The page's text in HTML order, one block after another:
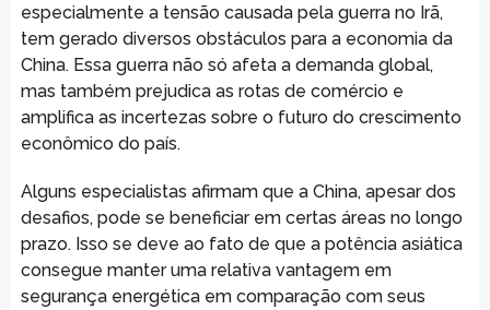
especialmente a tensão causada pela guerra no Irã,
tem gerado diversos obstáculos para a economia da
China. Essa guerra não só afeta a demanda global,
mas também prejudica as rotas de comércio e
amplifica as incertezas sobre o futuro do crescimento
econômico do país.
Alguns especialistas afirmam que a China, apesar dos
desafios, pode se beneficiar em certas áreas no longo
prazo. Isso se deve ao fato de que a potência asiática
consegue manter uma relativa vantagem em
segurança energética em comparação com seus